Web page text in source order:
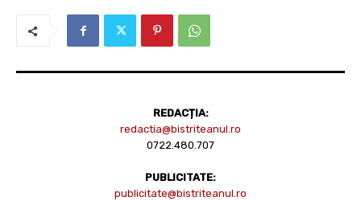
REDACȚIA:
redactia@bistriteanul.ro
0722.480.707
PUBLICITATE:
publicitate@bistriteanul.ro